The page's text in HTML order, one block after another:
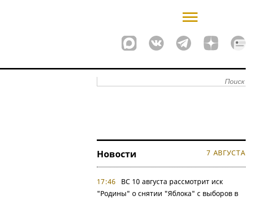
Новости 7 АВГУСТА
17:46
ВС 10 августа рассмотрит иск
"Родины" о снятии "Яблока" с выборов в